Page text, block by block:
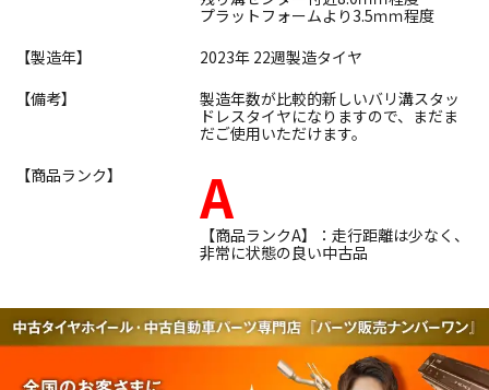
プラットフォームより3.5ｍｍ程度
【製造年】
2023年 22週製造タイヤ
【備考】
製造年数が比較的新しいバリ溝スタッ
ドレスタイヤになりますので、まだま
だご使用いただけます。
【商品ランク】
A
【商品ランクA】：走行距離は少なく、
非常に状態の良い中古品